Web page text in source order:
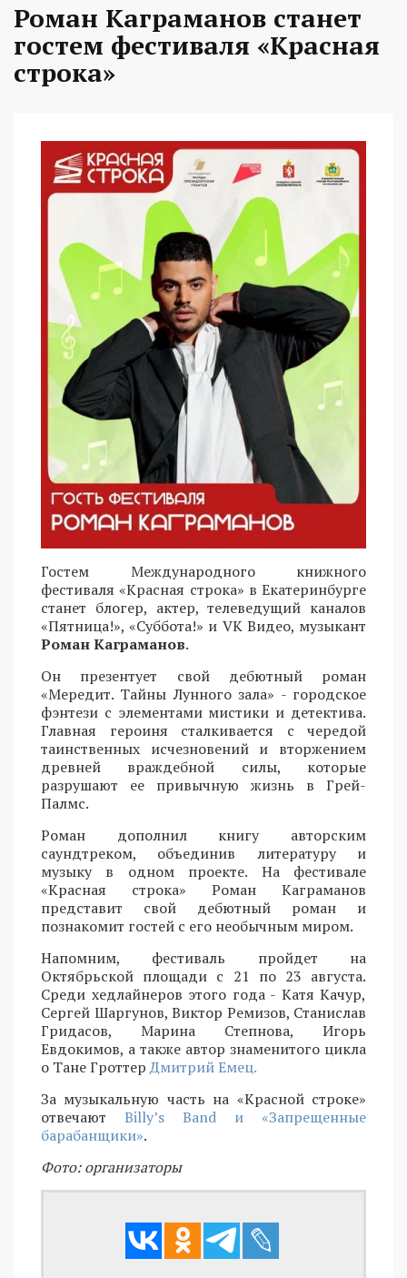
Роман Каграманов станет
гостем фестиваля «Красная
строка»
Гостем Международного книжного
фестиваля «Красная строка» в Екатеринбурге
станет блогер, актер, телеведущий каналов
«Пятница!», «Суббота!» и VK Видео, музыкант
Роман Каграманов.
Он презентует свой дебютный роман
«Мередит. Тайны Лунного зала» - городское
фэнтези с элементами мистики и детектива.
Главная героиня сталкивается с чередой
таинственных исчезновений и вторжением
древней враждебной силы, которые
разрушают ее привычную жизнь в Грей-
Палмс.
Роман дополнил книгу авторским
саундтреком, объединив литературу и
музыку в одном проекте. На фестивале
«Красная строка» Роман Каграманов
представит свой дебютный роман и
познакомит гостей с его необычным миром.
Напомним, фестиваль пройдет на
Октябрьской площади с 21 по 23 августа.
Среди хедлайнеров этого года - Катя Качур,
Сергей Шаргунов, Виктор Ремизов, Станислав
Гридасов, Марина Степнова, Игорь
Евдокимов, а также автор знаменитого цикла
о Тане ГроттерДмитрий Емец.
За музыкальную часть на «Красной строке»
отвечают Billy’s Band и «Запрещенные
барабанщики».
Фото: организаторы